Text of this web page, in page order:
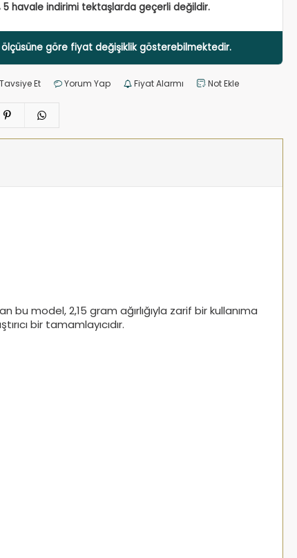
5 havale indirimi tektaşlarda geçerli değildir.
ölçüsüne göre fiyat değişiklik gösterebilmektedir.
Tavsiye Et Yorum Yap Fiyat Alarmı Not Ekle
model, 2,15 gram ağırlığıyla zarif bir kullanıma
bir tamamlayıcıdır.